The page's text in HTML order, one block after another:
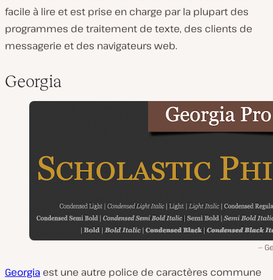
facile à lire et est prise en charge par la plupart des
programmes de traitement de texte, des clients de
messagerie et des navigateurs web.
Georgia
Georgia est une autre police de caractères commune